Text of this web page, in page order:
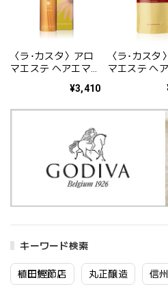
キーワード検索
植田鰹節店 丸正醸造 信
〈ラ･カスタ〉アロ
マエステ ヘアエマル
トメント） 80ml
¥3,410
〈ラ･カスタ
マエステ ヘア
（詰め替え
ト） 140ml